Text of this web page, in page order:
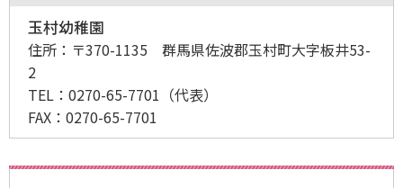
玉村幼稚園
住所： 〒370-1135 群馬県佐波郡玉村町大字板井53-
2
TEL： 0270-65-7701 （代表）
FAX： 0270-65-7701